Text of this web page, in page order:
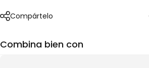
Compártelo
Combina bien con